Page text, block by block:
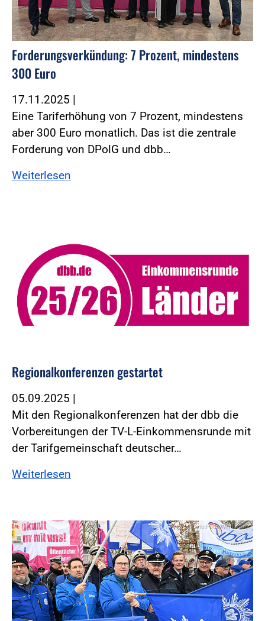
Forderungsverkündung: 7 Prozent, mindestens
300 Euro
17.11.2025 |
Eine Tariferhöhung von 7 Prozent, mindestens
aber 300 Euro monatlich. Das ist die zentrale
Forderung von DPolG und dbb…
Weiterlesen
Regionalkonferenzen gestartet
05.09.2025 |
Mit den Regionalkonferenzen hat der dbb die
Vorbereitungen der TV-L-Einkommensrunde mit
der Tarifgemeinschaft deutscher…
Weiterlesen
Foto:Foto: Windmüller